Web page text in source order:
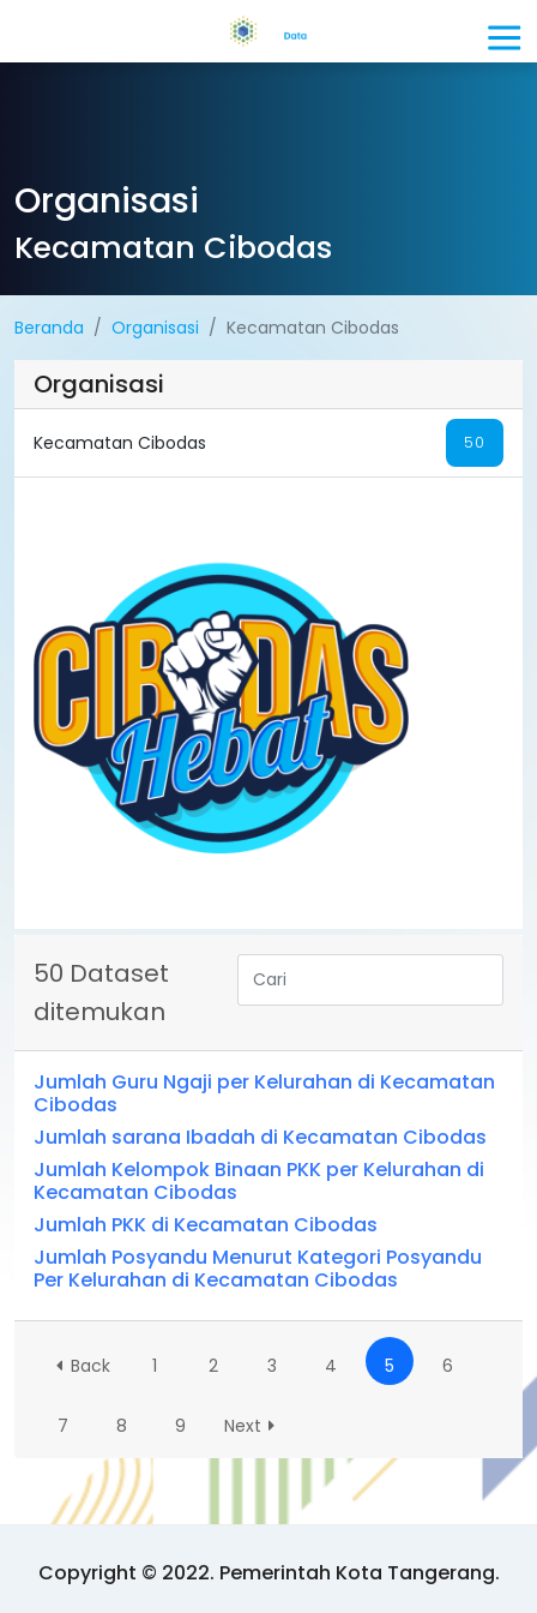
Organisasi
Kecamatan Cibodas
Beranda Organisasi Kecamatan Cibodas
Organisasi
Kecamatan Cibodas 50
50 Dataset
ditemukan
Jumlah Guru Ngaji per Kelurahan di Kecamatan
Cibodas
Jumlah sarana Ibadah di Kecamatan Cibodas
Jumlah Kelompok Binaan PKK per Kelurahan di
Kecamatan Cibodas
Jumlah PKK di Kecamatan Cibodas
Jumlah Posyandu Menurut Kategori Posyandu
Per Kelurahan di Kecamatan Cibodas
Back 1 2 3 4 5 6
7 8 9 Next
Copyright © 2022. Pemerintah Kota Tangerang.